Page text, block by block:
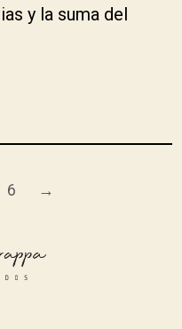
y la suma del
6 →